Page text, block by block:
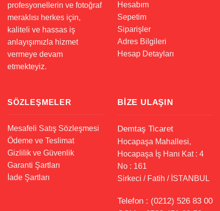
profesyonellerin ve fotoğraf
meraklısı herkes için,
kaliteli ve hassas iş
anlayışımızla hizmet
vermeye devam
etmekteyiz.
Hesabım
Sepetim
Siparişler
Adres Bilgileri
Hesap Detayları
SÖZLEŞMELER
Mesafeli Satış Sözleşmesi
Ödeme ve Teslimat
Gizlilik ve Güvenlik
Garanti Şartları
İade Şartları
BIZE ULAŞIN
Demtaş Ticaret
Hocapaşa Mahallesi,
Hocapaşa İş Hanı Kat : 4
No : 161
Sirkeci / Fatih / İSTANBUL
Telefon : (0212) 526 83 00